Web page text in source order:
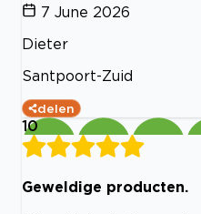
7 June 2026
Dieter
Santpoort-Zuid
delen
10
Geweldige producten.